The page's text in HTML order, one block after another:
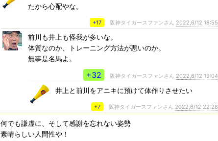
たから心配やな。
+17 阪神タイガースファンさん 2022,6/12 18:55
前川も井上も怪我が多いな。
体質なのか、トレーニング方法が悪いのか。
無事是名馬よ。
+32 阪神タイガースファンさん 2022,6/12 19:04
井上と前川をアニキに預けて体作りさせたい
+7 阪神タイガースファンさん 2022,6/12 22:28
何でも謙虚に、そして感謝を忘れない姿勢
素晴らしい人間性や！